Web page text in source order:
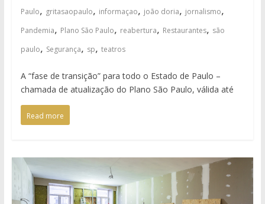
Paulo, gritasaopaulo, informaçao, joão doria, jornalismo,
Pandemia, Plano São Paulo, reabertura, Restaurantes, são
paulo, Segurança, sp, teatros
A “fase de transição” para todo o Estado de Paulo –
chamada de atualização do Plano São Paulo, válida até
Read more